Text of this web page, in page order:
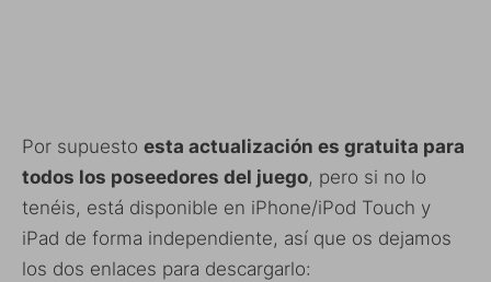
Por supuesto esta actualización es gratuita para
todos los poseedores del juego, pero si no lo
tenéis, está disponible en iPhone/iPod Touch y
iPad de forma independiente, así que os dejamos
los dos enlaces para descargarlo: